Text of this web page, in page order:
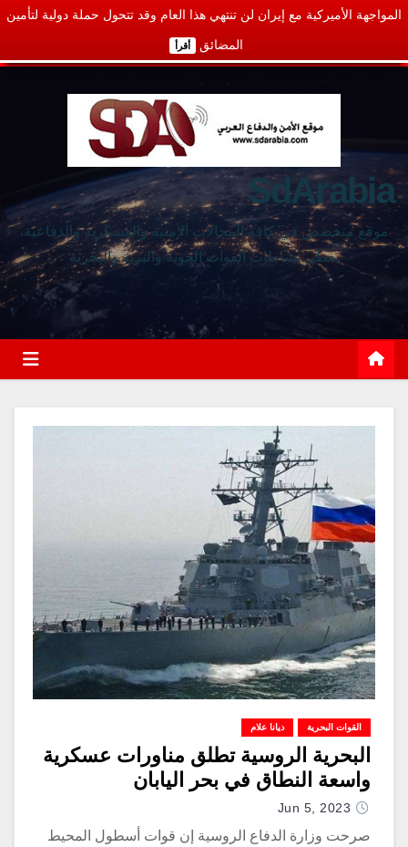
المواجهة الأميركية مع إيران لن تنتهي هذا العام وقد تتحول حملة دولية لتأمين
المضائق أقرأ
SdArabia
موقع متخصص في كافة المجالات الأمنية والعسكرية والدفاعية،
يغطي نشاطات القوات الجوية والبرية والبحرية
القوات البحرية ديانا علام
البحرية الروسية تطلق مناورات عسكرية
واسعة النطاق في بحر اليابان
Jun 5, 2023
صرحت وزارة الدفاع الروسية إن قوات أسطول المحيط